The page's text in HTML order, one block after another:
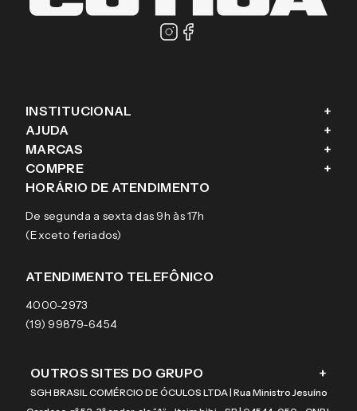
INSTITUCIONAL +
Fale conosco
Blog
Sobre a eÓtica
Aviso de privacidade
Termos e condições de uso
AJUDA +
Como comprar
Trocas e Devoluções
Pagamentos
Garantias
MARCAS +
Ray-Ban
Tecnol
Arnette
Burberry
COMPRE +
Óculos de sol
Lentes de contato
HORÁRIO DE ATENDIMENTO
De segunda a sexta das 9h às 17h
(Exceto feriados)
ATENDIMENTO TELEFÔNICO
4000-2973
(19) 99879-6454
OUTROS SITES DO GRUPO +
SGH BRASIL COMÉRCIO DE ÓCULOS LTDA | Rua Ministro Jesuíno